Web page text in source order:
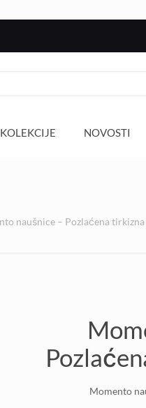
KOLEKCIJE NOVOSTI
naušnice – Pozlaćena tirkizna
Momento